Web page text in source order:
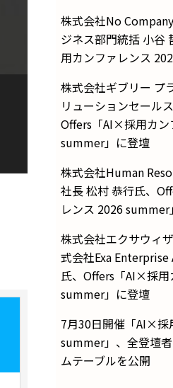
株式会社No
ジネス部門統括 小
用カンファレンス
株式会社ギブリー プ
リューションセール
Offers「AI×採用カン
summer」に登壇
株式会社Human
社長 松村 恭行氏、
レンス 2026 summer
株式会社エクサウィ
式会社Exa
氏、Offers「AI×採
summer」に登壇
7月30日開催「AI×採
summer」、全登壇
ムテーブルを公開